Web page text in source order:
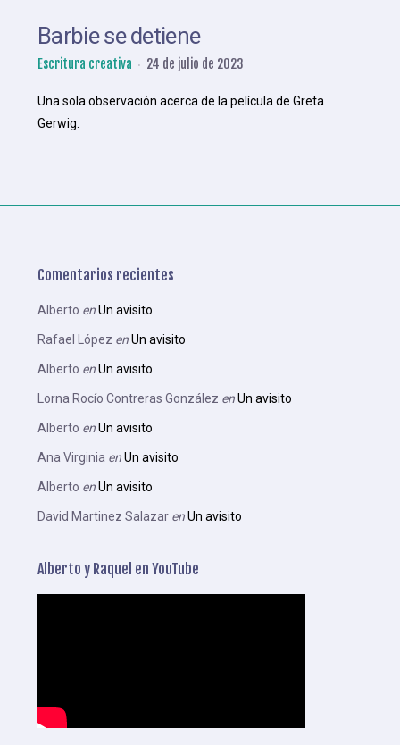
Barbie se detiene
Escritura creativa 24 de julio de 2023
Una sola observación acerca de la película de Greta
Gerwig.
Comentarios recientes
Alberto enUn avisito
Rafael López enUn avisito
Alberto enUn avisito
Lorna Rocío Contreras González enUn avisito
Alberto enUn avisito
Ana Virginia enUn avisito
Alberto enUn avisito
David Martinez Salazar enUn avisito
Alberto y Raquel en YouTube